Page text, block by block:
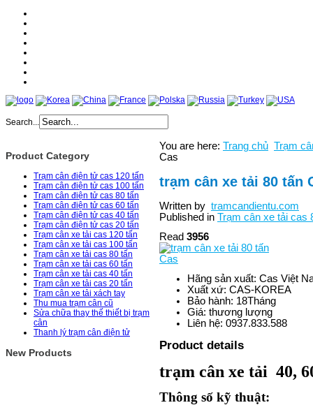
Search...
Product Category
Trạm cân điện tử cas 120 tấn
Trạm cân điện tử cas 100 tấn
Trạm cân điện tử cas 80 tấn
Trạm cân điện tử cas 60 tấn
Trạm cân điện tử cas 40 tấn
Trạm cân điện tử cas 20 tấn
Trạm cân xe tải cas 120 tấn
Trạm cân xe tải cas 100 tấn
Trạm cân xe tải cas 80 tấn
Trạm cân xe tải cas 60 tấn
Trạm cân xe tải cas 40 tấn
Trạm cân xe tải cas 20 tấn
Trạm cân xe tải xách tay
Thu mua trạm cân cũ
Sửa chữa thay thế thiết bị trạm
cân
Thanh lý trạm cân điện tử
New Products
You are here: Trang chủ Trạm
Cas
trạm cân xe tải 80 tấn
Written by tramcandientu.com
Published in Trạm cân xe tải cas
Read 3956
Hãng sản xuất: Cas Việt
Xuất xứ: CAS-KOREA
Bảo hành: 18Tháng
Giá: thương lượng
Liên hệ: 0937.833.588
Product details
trạm cân xe tải 40,
Thông số kỹ thuật: